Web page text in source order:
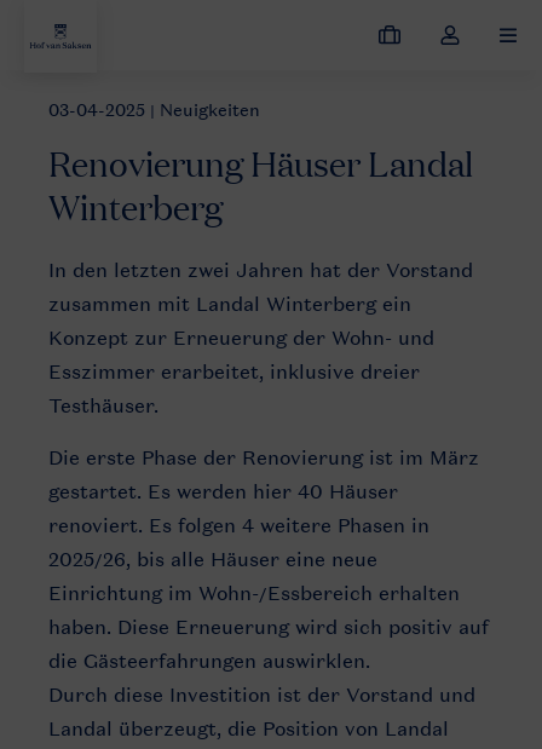
Meine
Dropdown-
öffnen
Renovierung Häuser Landal Winterberg
03-04-2025 | Neuigkeiten
Renovierung Häuser Landal
Winterberg
In den letzten zwei Jahren hat der Vorstand
zusammen mit Landal Winterberg ein
Konzept zur Erneuerung der Wohn- und
Esszimmer erarbeitet, inklusive dreier
Testhäuser.
Die erste Phase der Renovierung ist im März
gestartet. Es werden hier 40 Häuser
renoviert. Es folgen 4 weitere Phasen in
2025/26, bis alle Häuser eine neue
Einrichtung im Wohn-/Essbereich erhalten
haben. Diese Erneuerung wird sich positiv auf
die Gästeerfahrungen auswirklen.
Durch diese Investition ist der Vorstand und
Landal überzeugt, die Position von Landal